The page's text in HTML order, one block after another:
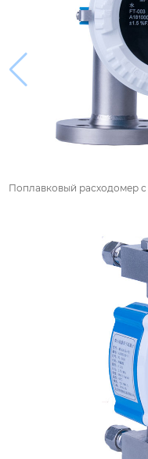
Поплавковый расходомер с